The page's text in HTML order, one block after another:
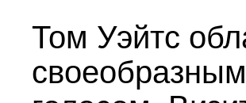
Том Уэйтс